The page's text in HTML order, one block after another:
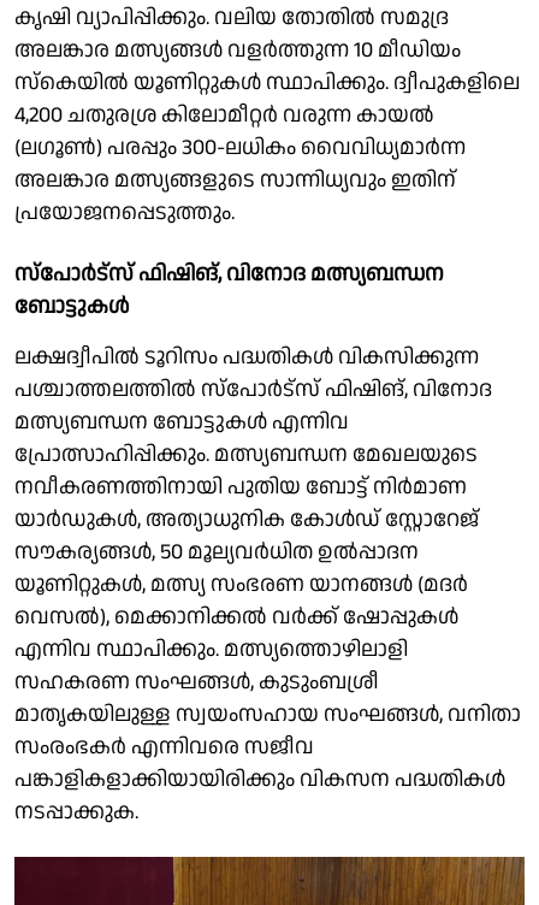
കൃഷി വ്യാപിപ്പിക്കും. വലിയ തോതിൽ സമുദ്ര
അലങ്കാര മത്സ്യങ്ങൾ വളർത്തുന്ന 10 മീഡിയം
സ്‌കെയിൽ യൂണിറ്റുകൾ സ്ഥാപിക്കും. ദ്വീപുകളിലെ
4,200 ചതുരശ്ര കിലോമീറ്റർ വരുന്ന കായൽ
(ലഗൂൺ) പരപ്പും 300-ലധികം വൈവിധ്യമാർന്ന
അലങ്കാര മത്സ്യങ്ങളുടെ സാന്നിധ്യവും ഇതിന്
പ്രയോജനപ്പെടുത്തും.
സ്പോർട്സ് ഫിഷിങ്, വിനോദ മത്സ്യബന്ധന
ബോട്ടുകൾ
ലക്ഷദ്വീപിൽ ടൂറിസം പദ്ധതികൾ വികസിക്കുന്ന
പശ്ചാത്തലത്തിൽ സ്പോർട്സ് ഫിഷിങ്, വിനോദ
മത്സ്യബന്ധന ബോട്ടുകൾ എന്നിവ
പ്രോത്സാഹിപ്പിക്കും. മത്സ്യബന്ധന മേഖലയുടെ
നവീകരണത്തിനായി പുതിയ ബോട്ട് നിർമാണ
യാർഡുകൾ, അത്യാധുനിക കോൾഡ് സ്റ്റോറേജ്
സൗകര്യങ്ങൾ, 50 മൂല്യവർധിത ഉൽപ്പാദന
യൂണിറ്റുകൾ, മത്സ്യ സംഭരണ യാനങ്ങൾ (മദർ
വെസൽ), മെക്കാനിക്കൽ വർക്ക്‌ ഷോപ്പുകൾ
എന്നിവ സ്ഥാപിക്കും. മത്സ്യത്തൊഴിലാളി
സഹകരണ സംഘങ്ങൾ, കുടുംബശ്രീ
മാതൃകയിലുള്ള സ്വയംസഹായ സംഘങ്ങൾ, വനിതാ
സംരംഭകർ എന്നിവരെ സജീവ
പങ്കാളികളാക്കിയായിരിക്കും വികസന പദ്ധതികൾ
നടപ്പാക്കുക.